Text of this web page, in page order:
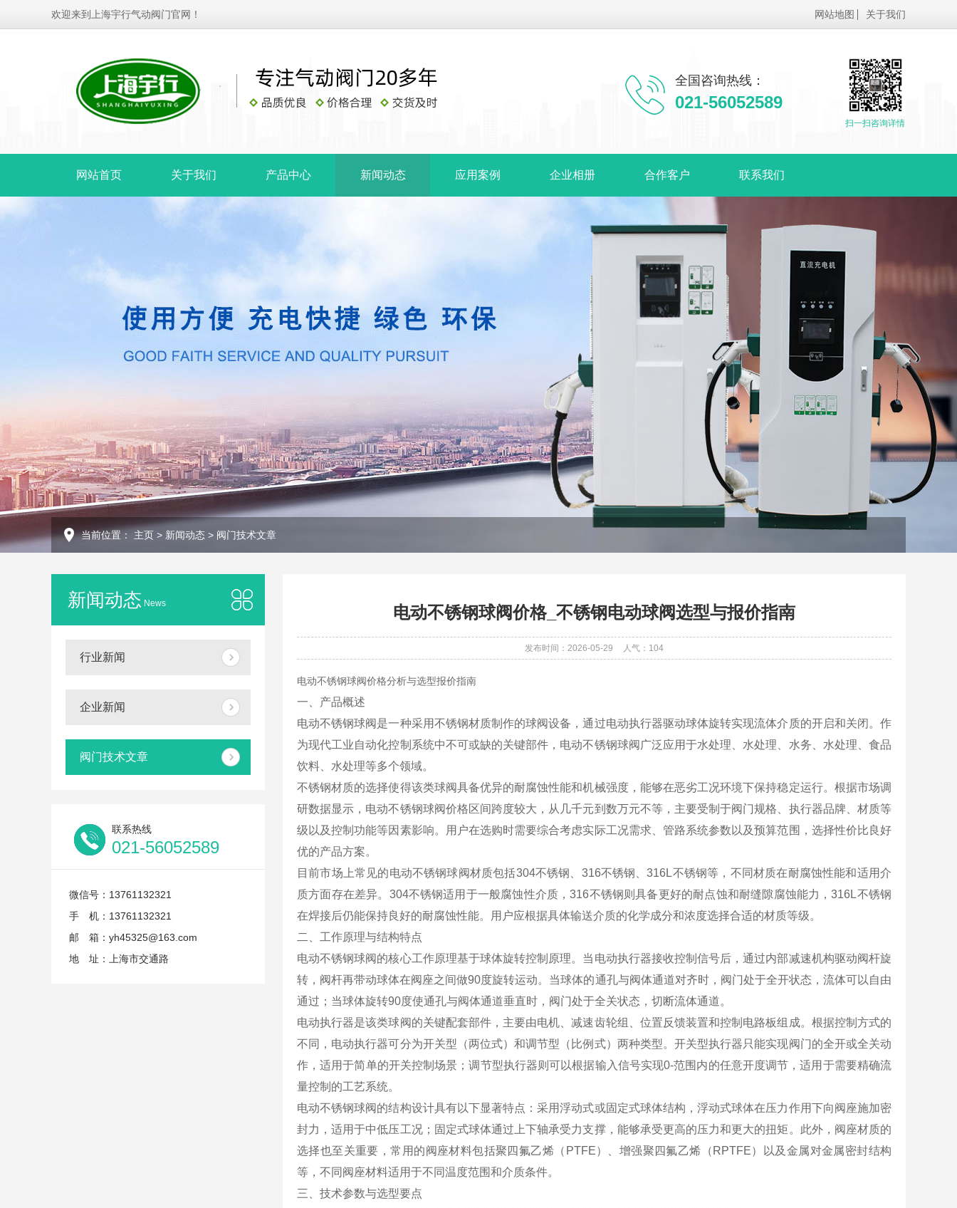
欢迎来到上海宇行气动阀门官网！ 网站地图 关于我们
扫一扫咨询详情
全国咨询热线：
021-56052589
网站首页 关于我们 产品中心 新闻动态 应用案例 企业相册 合作客户 联系我们
当前位置： 主页 > 新闻动态 > 阀门技术文章
新闻动态 News
行业新闻
企业新闻
阀门技术文章
联系热线
021-56052589
微信号：13761132321
手 机：13761132321
邮 箱：yh45325@163.com
地 址：上海市交通路
电动不锈钢球阀价格_不锈钢电动球阀选型与报价指南
发布时间：2026-05-29 人气： 104
电动不锈钢球阀价格分析与选型报价指南
一、产品概述
电动不锈钢球阀是一种采用不锈钢材质制作的球阀设备，通过电动执行器驱动球体旋转实现流体介质的开启和关闭。作
为现代工业自动化控制系统中不可或缺的关键部件，电动不锈钢球阀广泛应用于水处理、水处理、水务、水处理、食品
饮料、水处理等多个领域。
不锈钢材质的选择使得该类球阀具备优异的耐腐蚀性能和机械强度，能够在恶劣工况环境下保持稳定运行。根据市场调
研数据显示，电动不锈钢球阀价格区间跨度较大，从几千元到数万元不等，主要受制于阀门规格、执行器品牌、材质等
级以及控制功能等因素影响。用户在选购时需要综合考虑实际工况需求、管路系统参数以及预算范围，选择性价比良好
优的产品方案。
目前市场上常见的电动不锈钢球阀材质包括304不锈钢、316不锈钢、316L不锈钢等，不同材质在耐腐蚀性能和适用介
质方面存在差异。304不锈钢适用于一般腐蚀性介质，316不锈钢则具备更好的耐点蚀和耐缝隙腐蚀能力，316L不锈钢
在焊接后仍能保持良好的耐腐蚀性能。用户应根据具体输送介质的化学成分和浓度选择合适的材质等级。
二、工作原理与结构特点
电动不锈钢球阀的核心工作原理基于球体旋转控制原理。当电动执行器接收控制信号后，通过内部减速机构驱动阀杆旋
转，阀杆再带动球体在阀座之间做90度旋转运动。当球体的通孔与阀体通道对齐时，阀门处于全开状态，流体可以自由
通过；当球体旋转90度使通孔与阀体通道垂直时，阀门处于全关状态，切断流体通道。
电动执行器是该类球阀的关键配套部件，主要由电机、减速齿轮组、位置反馈装置和控制电路板组成。根据控制方式的
不同，电动执行器可分为开关型（两位式）和调节型（比例式）两种类型。开关型执行器只能实现阀门的全开或全关动
作，适用于简单的开关控制场景；调节型执行器则可以根据输入信号实现0-范围内的任意开度调节，适用于需要精确流
量控制的工艺系统。
电动不锈钢球阀的结构设计具有以下显著特点：采用浮动式或固定式球体结构，浮动式球体在压力作用下向阀座施加密
封力，适用于中低压工况；固定式球体通过上下轴承受力支撑，能够承受更高的压力和更大的扭矩。此外，阀座材质的
选择也至关重要，常用的阀座材料包括聚四氟乙烯（PTFE）、增强聚四氟乙烯（RPTFE）以及金属对金属密封结构
等，不同阀座材料适用于不同温度范围和介质条件。
三、技术参数与选型要点